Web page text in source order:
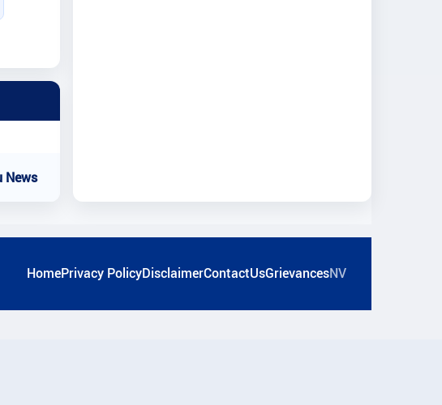
News
HomePrivacy PolicyDisclaimerContactUsGrievancesNV